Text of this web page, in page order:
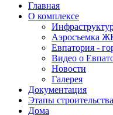
Главная
О комплексе
Аэросъемка
Евпатория -
Видео о
Новости
Галерея
Документация
Этапы строительства
Дома